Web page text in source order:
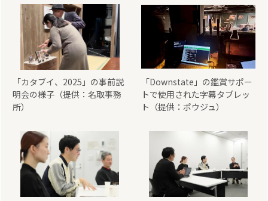
「カタブイ、2025」の事前説
明会の様子（提供：名取事務
所）
「Downstate」の鑑賞サポー
トで使用された字幕タブレッ
ト（提供：ポウジュ）